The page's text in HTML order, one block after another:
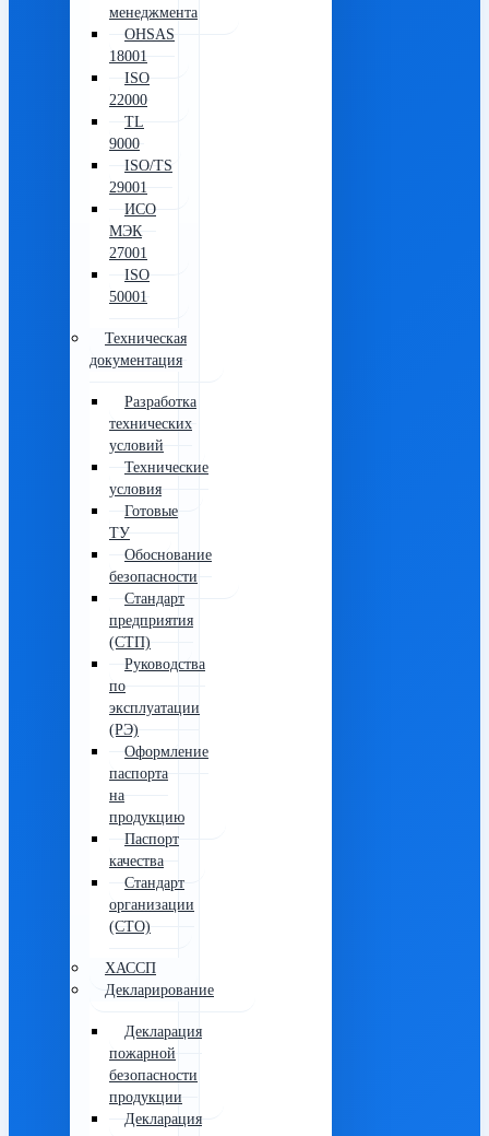
менеджмента
OHSAS
18001
ISO
22000
TL
9000
ISO/TS
29001
ИСО
МЭК
27001
ISO
50001
Техническая
документация
Разработка
технических
условий
Технические
условия
Готовые
ТУ
Обоснование
безопасности
Стандарт
предприятия
(СТП)
Руководства
по
эксплуатации
(РЭ)
Оформление
паспорта
на
продукцию
Паспорт
качества
Стандарт
организации
(СТО)
ХАССП
Декларирование
Декларация
пожарной
безопасности
продукции
Декларация